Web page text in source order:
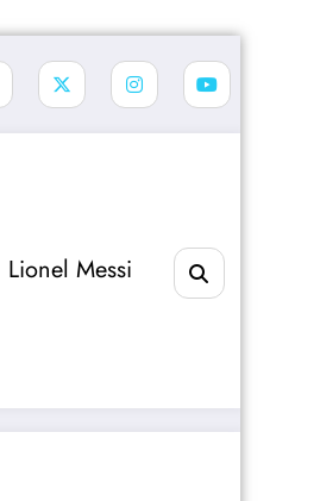
Lionel Messi